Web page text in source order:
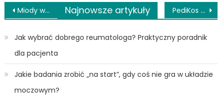
Nawigacja
wpisu
Miody wielokwiatowe i ich właściwości PediKos – najlepszy podolog w Gdańsku
Najnowsze artykuły
Jak wybrać dobrego reumatologa? Praktyczny poradnik
dla pacjenta
Jakie badania zrobić „na start”, gdy coś nie gra w układzie
moczowym?